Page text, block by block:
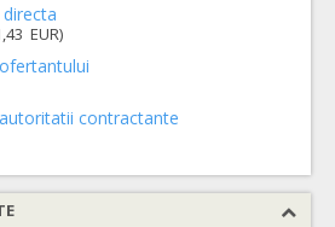
EUR)
contractante